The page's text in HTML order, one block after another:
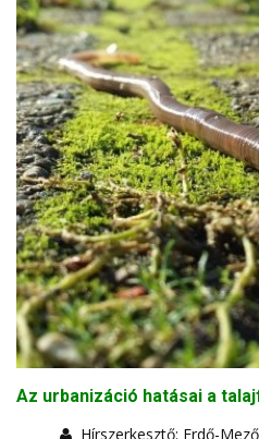
Az urbanizáció hatásai a
Hírszerkesztő: Erdő-